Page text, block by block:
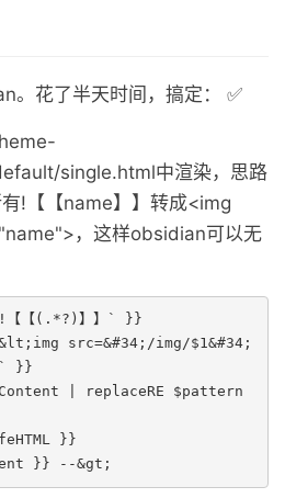
。花了半天时间，搞定： ✅
single.html中渲染，思路
!【【name】】转成<img
，这样obsidian可以无
}}
}} --&gt;